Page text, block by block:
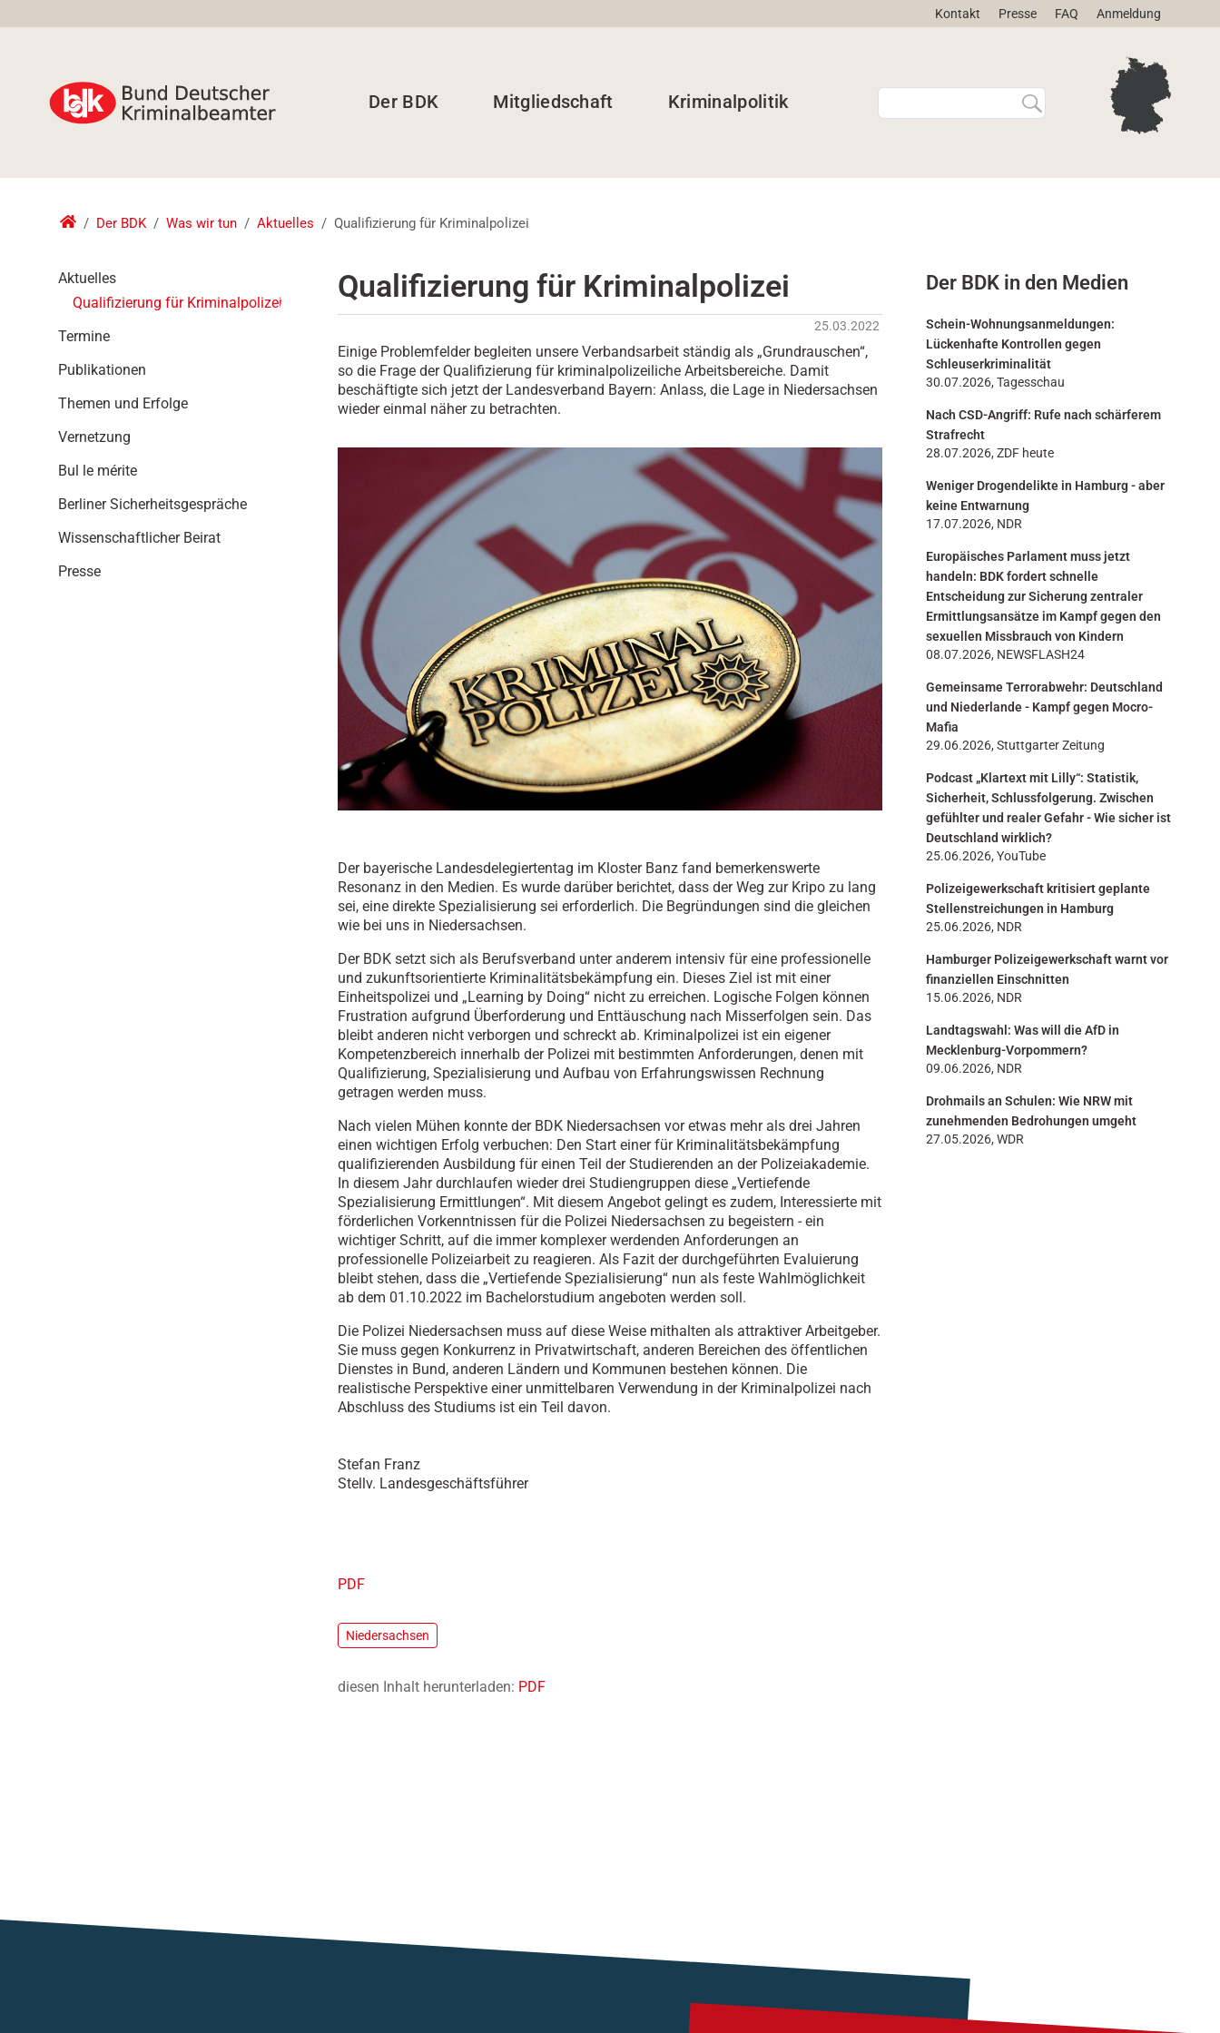
Kontakt Presse FAQ Anmeldung
Der BDK Mitgliedschaft Kriminalpolitik
W
e
s
E
r
c
Der BDK Was wir tun Aktuelles Qualifizierung für Kriminalpolizei
Qualifizierung für Kriminalpolizei
25.03.2022
Einige Problemfelder begleiten unsere Verbandsarbeit ständig als „Grundrauschen“,
so die Frage der Qualifizierung für kriminalpolizeiliche Arbeitsbereiche. Damit
beschäftigte sich jetzt der Landesverband Bayern: Anlass, die Lage in Niedersachsen
wieder einmal näher zu betrachten.
Der bayerische Landesdelegiertentag im Kloster Banz fand bemerkenswerte
Resonanz in den Medien. Es wurde darüber berichtet, dass der Weg zur Kripo zu lang
sei, eine direkte Spezialisierung sei erforderlich. Die Begründungen sind die gleichen
wie bei uns in Niedersachsen.
Der BDK setzt sich als Berufsverband unter anderem intensiv für eine professionelle
und zukunftsorientierte Kriminalitätsbekämpfung ein. Dieses Ziel ist mit einer
Einheitspolizei und „Learning by Doing“ nicht zu erreichen. Logische Folgen können
Frustration aufgrund Überforderung und Enttäuschung nach Misserfolgen sein. Das
bleibt anderen nicht verborgen und schreckt ab. Kriminalpolizei ist ein eigener
Kompetenzbereich innerhalb der Polizei mit bestimmten Anforderungen, denen mit
Qualifizierung, Spezialisierung und Aufbau von Erfahrungswissen Rechnung
getragen werden muss.
Nach vielen Mühen konnte der BDK Niedersachsen vor etwas mehr als drei Jahren
einen wichtigen Erfolg verbuchen: Den Start einer für Kriminalitätsbekämpfung
qualifizierenden Ausbildung für einen Teil der Studierenden an der Polizeiakademie.
In diesem Jahr durchlaufen wieder drei Studiengruppen diese „Vertiefende
Spezialisierung Ermittlungen“. Mit diesem Angebot gelingt es zudem, Interessierte mit
förderlichen Vorkenntnissen für die Polizei Niedersachsen zu begeistern - ein
wichtiger Schritt, auf die immer komplexer werdenden Anforderungen an
professionelle Polizeiarbeit zu reagieren. Als Fazit der durchgeführten Evaluierung
bleibt stehen, dass die „Vertiefende Spezialisierung“ nun als feste Wahlmöglichkeit
ab dem 01.10.2022 im Bachelorstudium angeboten werden soll.
Die Polizei Niedersachsen muss auf diese Weise mithalten als attraktiver Arbeitgeber.
Sie muss gegen Konkurrenz in Privatwirtschaft, anderen Bereichen des öffentlichen
Dienstes in Bund, anderen Ländern und Kommunen bestehen können. Die
realistische Perspektive einer unmittelbaren Verwendung in der Kriminalpolizei nach
Abschluss des Studiums ist ein Teil davon.
Stefan Franz
Stellv. Landesgeschäftsführer
PDF
Niedersachsen
diesen Inhalt herunterladen: PDF
Aktuelles
Qualifizierung für Kriminalpolizei
Termine
Publikationen
Themen und Erfolge
Vernetzung
Bul le mérite
Berliner Sicherheitsgespräche
Wissenschaftlicher Beirat
Presse
Der BDK in den Medien
Schein-Wohnungsanmeldungen:
Lückenhafte Kontrollen gegen
Schleuserkriminalität
30.07.2026, Tagesschau
Nach CSD-Angriff: Rufe nach schärferem
Strafrecht
28.07.2026, ZDF heute
Weniger Drogendelikte in Hamburg - aber
keine Entwarnung
17.07.2026, NDR
Europäisches Parlament muss jetzt
handeln: BDK fordert schnelle
Entscheidung zur Sicherung zentraler
Ermittlungsansätze im Kampf gegen den
sexuellen Missbrauch von Kindern
08.07.2026, NEWSFLASH24
Gemeinsame Terrorabwehr: Deutschland
und Niederlande - Kampf gegen Mocro-
Mafia
29.06.2026, Stuttgarter Zeitung
Podcast „Klartext mit Lilly“: Statistik,
Sicherheit, Schlussfolgerung. Zwischen
gefühlter und realer Gefahr - Wie sicher ist
Deutschland wirklich?
25.06.2026, YouTube
Polizeigewerkschaft kritisiert geplante
Stellenstreichungen in Hamburg
25.06.2026, NDR
Hamburger Polizeigewerkschaft warnt vor
finanziellen Einschnitten
15.06.2026, NDR
Landtagswahl: Was will die AfD in
Mecklenburg-Vorpommern?
09.06.2026, NDR
Drohmails an Schulen: Wie NRW mit
zunehmenden Bedrohungen umgeht
27.05.2026, WDR